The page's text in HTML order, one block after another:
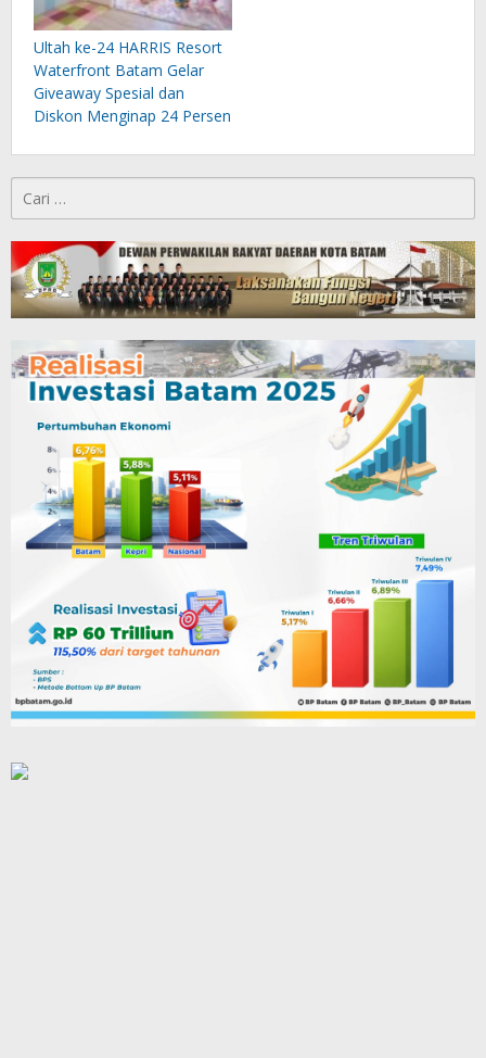
Ultah ke-24 HARRIS Resort
Waterfront Batam Gelar
Giveaway Spesial dan
Diskon Menginap 24 Persen
untuk: